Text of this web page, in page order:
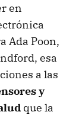
en
Ada Poon,
esa
a las
y
que la